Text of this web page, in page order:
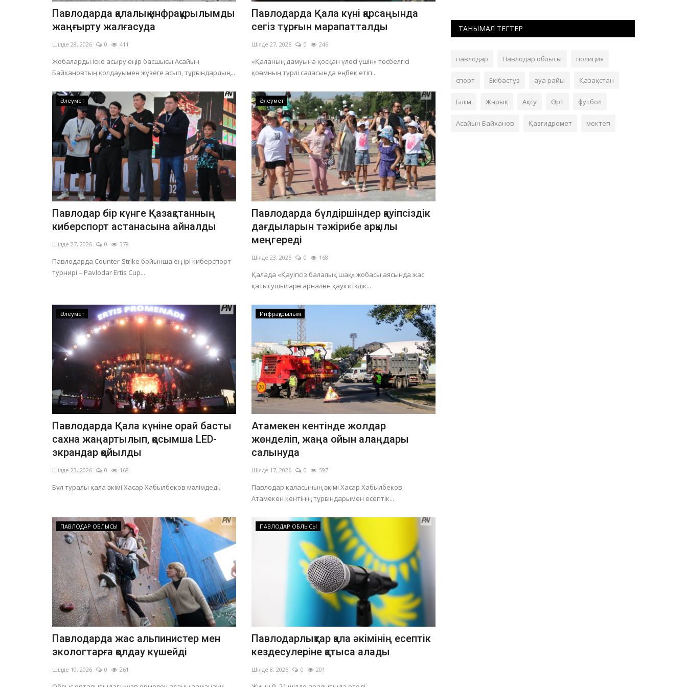
Павлодарда қалалық инфрақұрылымды
жаңғырту жалғасуда
Шілде 28, 2026 0 411
Жобаларды іске асыру өңір басшысы Асайын
Байхановтың қолдауымен жүзеге асып, тұрғындардың...
Павлодарда Қала күні қарсаңында
сегіз тұрғын марапатталды
Шілде 27, 2026 0 246
«Қаланың дамуына қосқан үлесі үшін» төсбелгісі
қоғамның түрлі саласында еңбек етіп...
Әлеумет
Павлодар бір күнге Қазақстанның
киберспорт астанасына айналды
Шілде 27, 2026 0 378
Павлодарда Counter-Strike бойынша ең ірі киберспорт
турнирі – Pavlodar Ertis Cup...
Әлеумет
Павлодарда бүлдіршіндер қауіпсіздік
дағдыларын тәжірибе арқылы
меңгереді
Шілде 23, 2026 0 168
Қалада «Қауіпсіз балалық шақ» жобасы аясында жас
қатысушыларға арналған қауіпсіздік...
Әлеумет
Павлодарда Қала күніне орай басты
сахна жаңартылып, қосымша LED-
экрандар қойылды
Шілде 23, 2026 0 168
Бұл туралы қала әкімі Хасар Хабылбеков мәлімдеді.
Инфрақұрылым
Атамекен кентінде жолдар
жөнделіп, жаңа ойын алаңдары
салынуда
Шілде 17, 2026 0 597
Павлодар қаласының әкімі Хасар Хабылбеков
Атамекен кентінің тұрғындарымен есептік...
ПАВЛОДАР ОБЛЫСЫ
Павлодарда жас альпинистер мен
экологтарға қолдау күшейді
Шілде 10, 2026 0 261
ПАВЛОДАР ОБЛЫСЫ
Павлодарлықтар қала әкімінің есептік
кездесулеріне қатыса алады
Шілде 8, 2026 0 201
ТАНЫМАЛ ТЕГТЕР
павлодар Павлодар облысы полиция
спорт Екібастұз ауа райы Қазақстан
Білім Жарық Ақсу Өрт футбол
Асайын Байханов Қазгидромет мектеп